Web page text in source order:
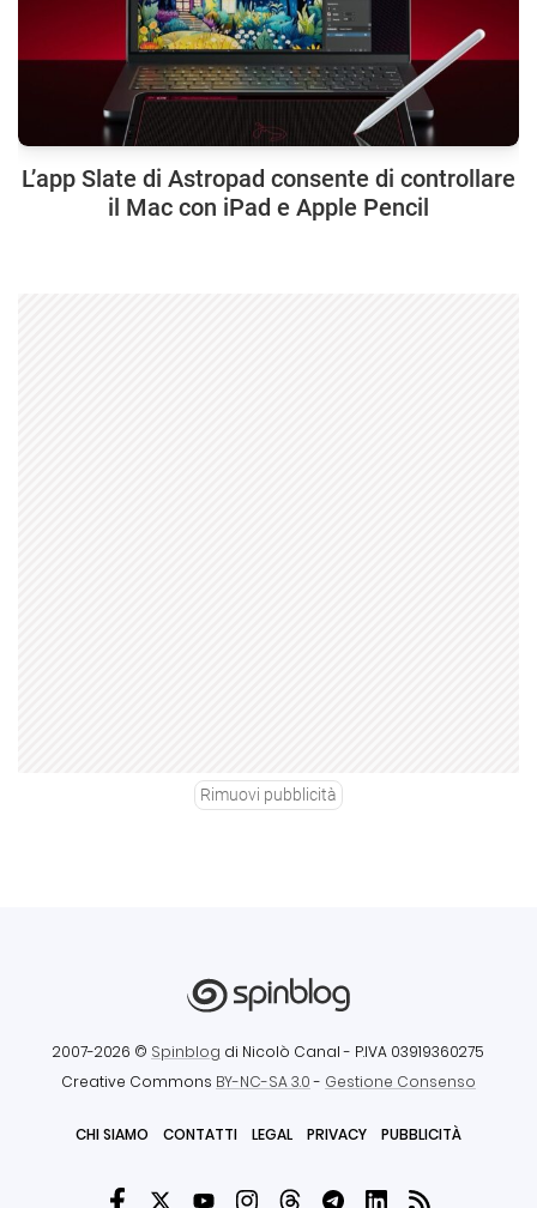
L’app Slate di Astropad consente di controllare
il Mac con iPad e Apple Pencil
Rimuovi pubblicità
2007-2026 © Spinblog di Nicolò Canal - P.IVA 03919360275
Creative Commons BY-NC-SA 3.0- Gestione Consenso
CHI SIAMO CONTATTI LEGAL PRIVACY PUBBLICITÀ